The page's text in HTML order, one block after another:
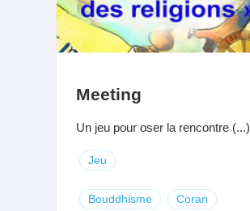
Meeting
Un jeu pour oser la rencontre (...)
Jeu
Bouddhisme Coran